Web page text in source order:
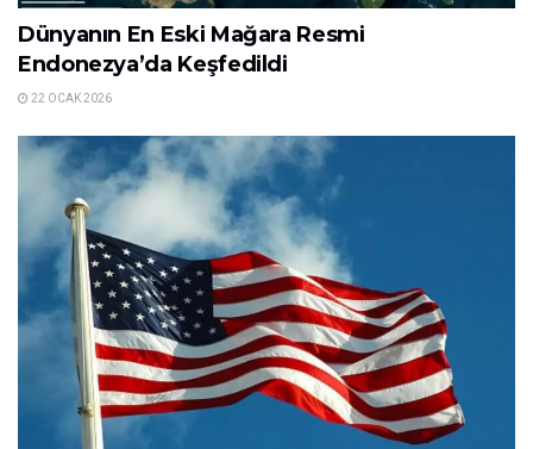
Dünyanın En Eski Mağara Resmi
Endonezya’da Keşfedildi
22 OCAK 2026